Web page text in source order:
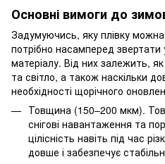
Основні вимоги до
Задумуючись, яку плівку
потрібно насамперед звертати
матеріалу. Від них залежить,
та світло, а також наскільки
необхідності щорічного
Товщина (150–200 мкм).
снігові навантаження та
цілісність навіть під час
довше і забезпечує